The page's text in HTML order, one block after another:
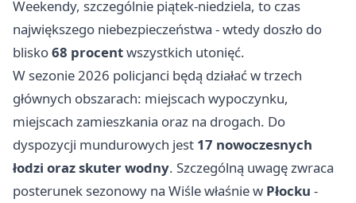
Weekendy, szczególnie piątek-niedziela, to czas
największego niebezpieczeństwa - wtedy doszło do
blisko68 procentwszystkich utonięć.
W sezonie 2026 policjanci będą działać w trzech
głównych obszarach: miejscach wypoczynku,
miejscach zamieszkania oraz na drogach. Do
dyspozycji mundurowych jest 17 nowoczesnych
łodzi oraz skuter wodny. Szczególną uwagę zwraca
posterunek sezonowy na Wiśle właśnie w Płocku -